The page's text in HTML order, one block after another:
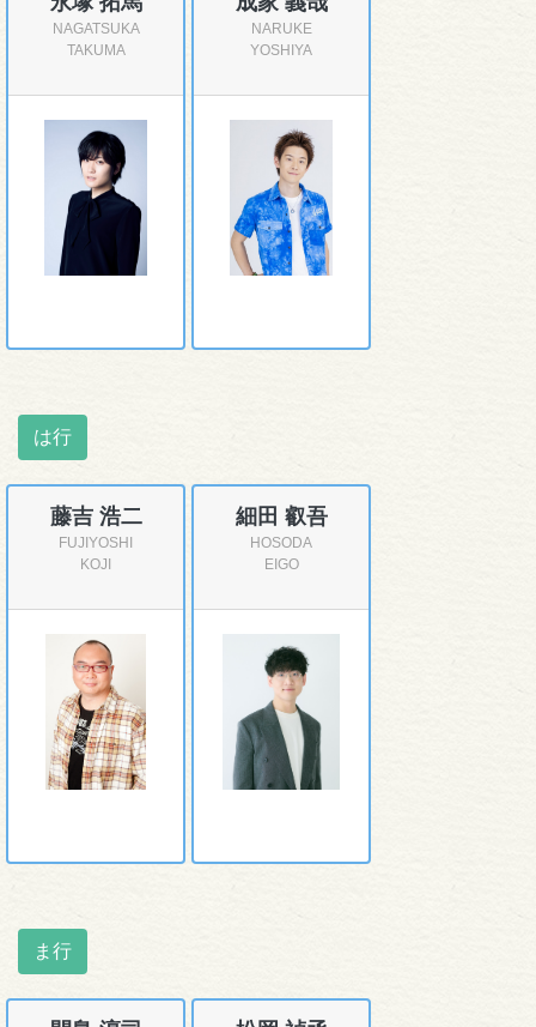
NAGATSUKA
TAKUMA
NARUKE
YOSHIYA
は行
藤吉 浩二
FUJIYOSHI
KOJI
細田 叡吾
HOSODA
EIGO
ま行